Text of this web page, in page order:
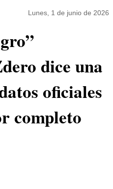
Lunes, 1 de junio de 2026
dice una
oficiales
completo